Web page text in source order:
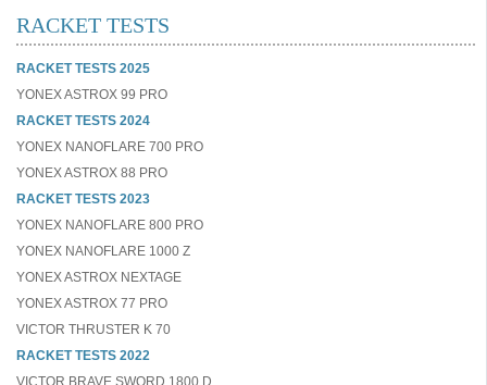
RACKET TESTS
RACKET TESTS 2025
YONEX ASTROX 99 PRO
RACKET TESTS 2024
YONEX NANOFLARE 700 PRO
YONEX ASTROX 88 PRO
RACKET TESTS 2023
YONEX NANOFLARE 800 PRO
YONEX NANOFLARE 1000 Z
YONEX ASTROX NEXTAGE
YONEX ASTROX 77 PRO
VICTOR THRUSTER K 70
RACKET TESTS 2022
VICTOR BRAVE SWORD 1800 D